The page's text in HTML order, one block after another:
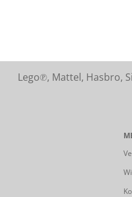
Lego℗, Mattel, Hasbro,